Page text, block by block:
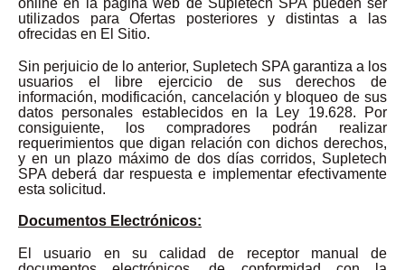
utilizados para Ofertas posteriores y distintas a las
ofrecidas en El Sitio.
Sin perjuicio de lo anterior, Supletech SPA garantiza a los
usuarios el libre ejercicio de sus derechos de
información, modificación, cancelación y bloqueo de sus
datos personales establecidos en la Ley 19.628. Por
consiguiente, los compradores podrán realizar
requerimientos que digan relación con dichos derechos,
y en un plazo máximo de dos días corridos, Supletech
SPA deberá dar respuesta e implementar efectivamente
esta solicitud.
Documentos Electrónicos:
El usuario en su calidad de receptor manual de